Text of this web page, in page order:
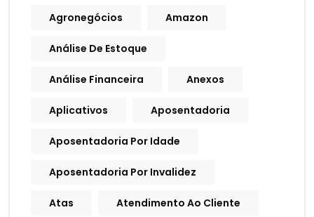
Agronegócios Amazon
Análise De Estoque
Análise Financeira Anexos
Aplicativos Aposentadoria
Aposentadoria Por Idade
Aposentadoria Por Invalidez
Atas Atendimento Ao Cliente